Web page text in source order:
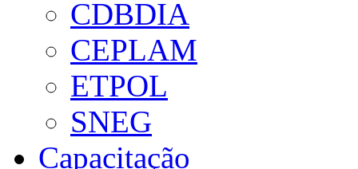
CDBDIA
CEPLAM
ETPOL
SNEG
Capacitação